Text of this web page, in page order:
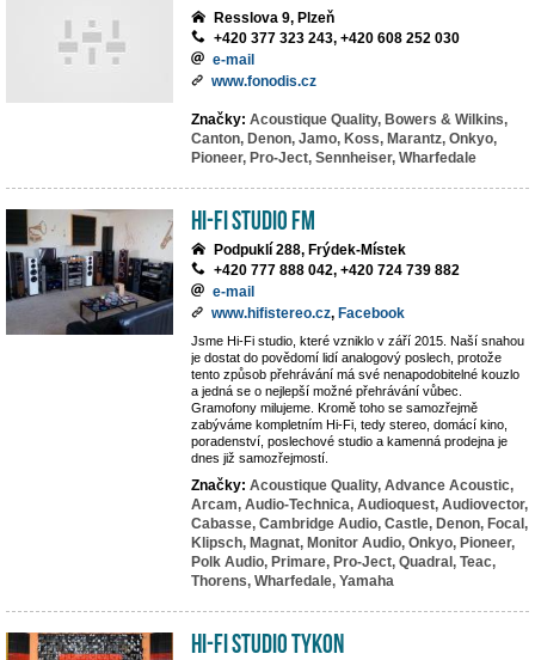
Resslova 9, Plzeň
+420 377 323 243, +420 608 252 030
e-mail
www.fonodis.cz
Značky: Acoustique Quality, Bowers & Wilkins,
Canton, Denon, Jamo, Koss, Marantz, Onkyo,
Pioneer, Pro-Ject, Sennheiser, Wharfedale
Hi-Fi Studio FM
Podpuklí 288, Frýdek-Místek
+420 777 888 042, +420 724 739 882
e-mail
www.hifistereo.cz, Facebook
Jsme Hi-Fi studio, které vzniklo v září 2015. Naší snahou
je dostat do povědomí lidí analogový poslech, protože
tento způsob přehrávání má své nenapodobitelné kouzlo
a jedná se o nejlepší možné přehrávání vůbec.
Gramofony milujeme. Kromě toho se samozřejmě
zabýváme kompletním Hi-Fi, tedy stereo, domácí kino,
poradenství, poslechové studio a kamenná prodejna je
dnes již samozřejmostí.
Značky: Acoustique Quality, Advance Acoustic,
Arcam, Audio-Technica, Audioquest, Audiovector,
Cabasse, Cambridge Audio, Castle, Denon, Focal,
Klipsch, Magnat, Monitor Audio, Onkyo, Pioneer,
Polk Audio, Primare, Pro-Ject, Quadral, Teac,
Thorens, Wharfedale, Yamaha
HI-FI studio TYKON